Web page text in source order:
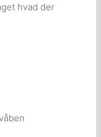
hvad der